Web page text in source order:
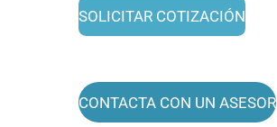
SOLICITAR COTIZACIÓN
CONTACTA CON UN ASESOR